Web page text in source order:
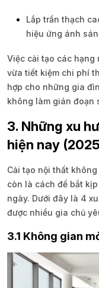
Lắp trần thạch
hiệu ứng ánh
Việc cải tạo các hạng
vừa tiết kiệm chi phí
hợp cho những gia
không làm gián đoạn
3. Những xu
hiện nay
Cải tạo nội thất
còn là cách để bắt
ngày. Dưới đây là 4
được nhiều gia chủ
3.1 Không gian